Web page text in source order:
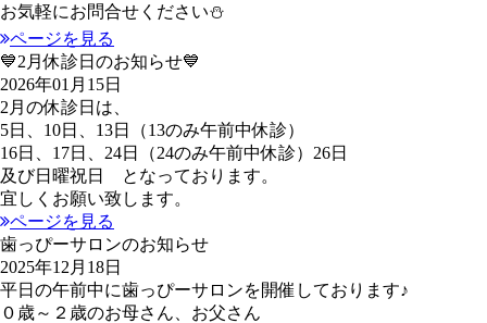
お気軽にお問合せください⛄
ページを見る
💙2月休診日のお知らせ💙
2026年01月15日
2月の休診日は、
5日、10日、13日（13のみ午前中休診）
16日、17日、24日（24のみ午前中休診）26日
及び日曜祝日 となっております。
宜しくお願い致します。
ページを見る
歯っぴーサロンのお知らせ
2025年12月18日
平日の午前中に歯っぴーサロンを開催しております♪
０歳～２歳のお母さん、お父さん